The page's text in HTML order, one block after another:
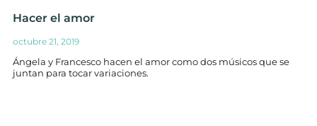
Hacer el amor
octubre 21, 2019
Ángela y Francesco hacen el amor como dos músicos que se
juntan para tocar variaciones.